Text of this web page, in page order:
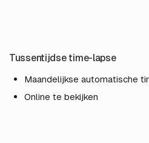
Tussentijdse time-lapse
Maandelijkse automatische
Online te bekijken